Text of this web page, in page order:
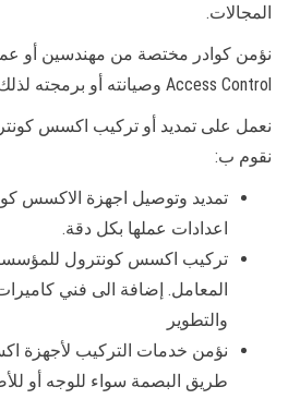
المجالات.
نؤمن كوادر مختصة من مهندسين أو
Access Control وصيانته أو برمجته لذلك اتصلوا بنا في الحال.
نعمل على تمديد أو تركيب اكسس
نقوم ب:
تمديد وتوصيل اجهزة الاكسس
اعدادات عملها بكل دقة.
تركيب اكسس كونترول
المعامل. إضافة الى فني
والتطوير
نؤمن خدمات التركيب لأجهزة
طريق البصمة سواء للوجه أو